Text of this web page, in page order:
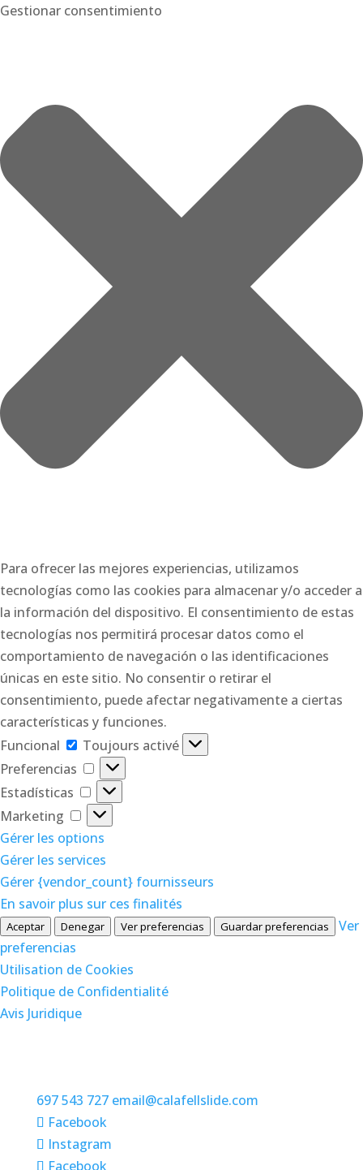
Gestionar consentimiento
Para ofrecer las mejores experiencias, utilizamos
tecnologías como las cookies para almacenar y/o acceder a
la información del dispositivo. El consentimiento de estas
tecnologías nos permitirá procesar datos como el
comportamiento de navegación o las identificaciones
únicas en este sitio. No consentir o retirar el
consentimiento, puede afectar negativamente a ciertas
características y funciones.
Funcional
Funcional
Toujours activé
Preferencias
Preferencias
Estadísticas
Estadísticas
Marketing
Marketing
Gérer les options
Gérer les services
Gérer {vendor_count} fournisseurs
En savoir plus sur ces finalités
Aceptar Denegar Ver preferencias Guardar preferencias
Ver
preferencias
Utilisation de Cookies
Politique de Confidentialité
Avis Juridique
697 543 727 email@calafellslide.com
Facebook
Instagram
Facebook